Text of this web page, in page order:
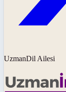
UzmanDil Ailesi